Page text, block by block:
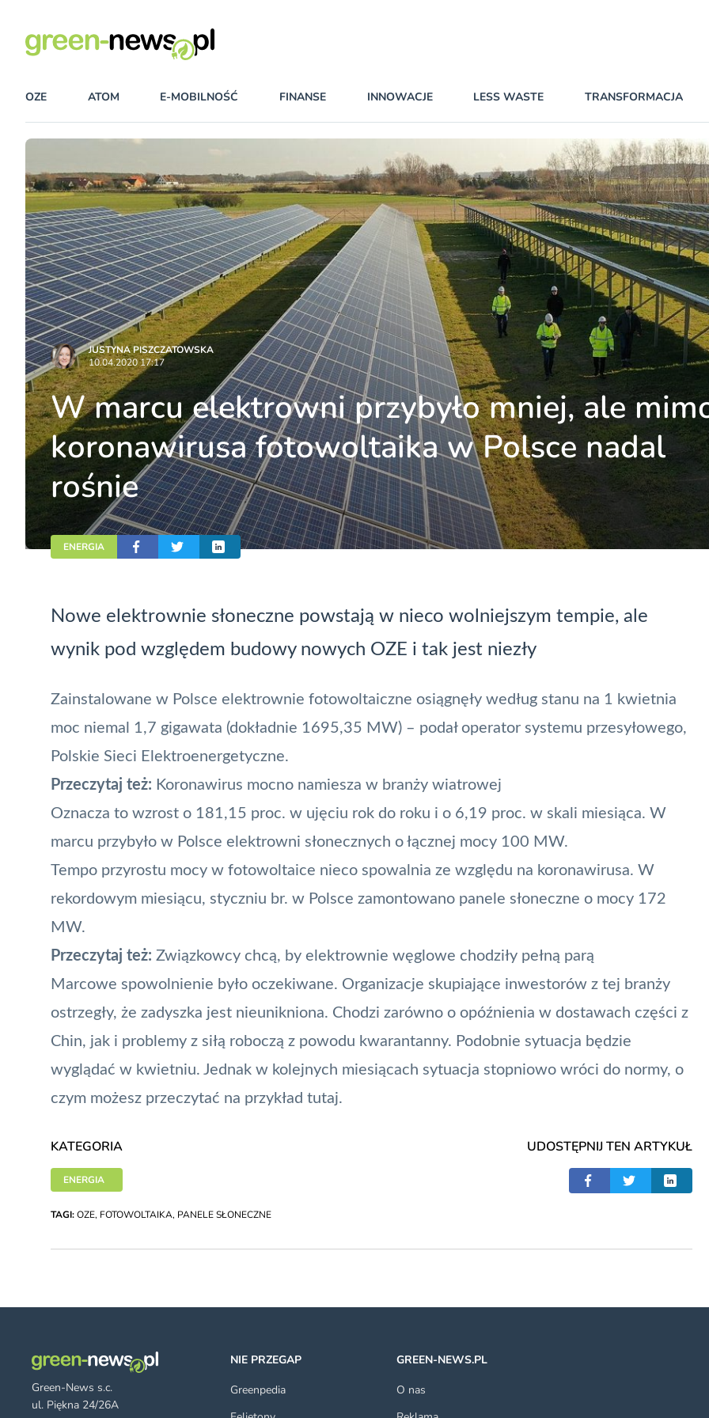
OZE ATOM E-MOBILNOŚĆ FINANSE INNOWACJE LESS WASTE TRANSFORMACJA
JUSTYNA PISZCZATOWSKA
10.04.2020 17:17
W marcu elektrowni przybyło mniej, ale
koronawirusa fotowoltaika w Polsce nadal
rośnie
ENERGIA
Nowe elektrownie słoneczne powstają w nieco wolniejszym tempie, ale
wynik pod względem budowy nowych OZE i tak jest niezły
Zainstalowane w Polsce elektrownie fotowoltaiczne osiągnęły według stanu na 1 kwietnia
moc niemal 1,7 gigawata (dokładnie 1695,35 MW) – podał operator systemu przesyłowego,
Polskie Sieci Elektroenergetyczne.
Przeczytaj też: Koronawirus mocno namiesza w branży wiatrowej
Oznacza to wzrost o 181,15 proc. w ujęciu rok do roku i o 6,19 proc. w skali miesiąca. W
marcu przybyło w Polsce elektrowni słonecznych o łącznej mocy 100 MW.
Tempo przyrostu mocy w fotowoltaice nieco spowalnia ze względu na koronawirusa. W
rekordowym miesiącu, styczniu br. w Polsce zamontowano panele słoneczne o mocy 172
MW.
Przeczytaj też: Związkowcy chcą, by elektrownie węglowe chodziły pełną parą
Marcowe spowolnienie było oczekiwane. Organizacje skupiające inwestorów z tej branży
ostrzegły, że zadyszka jest nieunikniona. Chodzi zarówno o opóźnienia w dostawach części z
Chin, jak i problemy z siłą roboczą z powodu kwarantanny. Podobnie sytuacja będzie
wyglądać w kwietniu. Jednak w kolejnych miesiącach sytuacja stopniowo wróci do normy, o
czym możesz przeczytać na przykład tutaj.
KATEGORIA
ENERGIA
UDOSTĘPNIJ TEN ARTYKUŁ
TAGI:OZE, FOTOWOLTAIKA, PANELE SŁONECZNE
Green-News s.c.
ul. Piękna 24/26A
NIE PRZEGAP
Greenpedia
GREEN-NEWS.PL
O nas